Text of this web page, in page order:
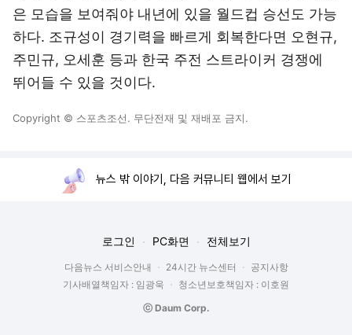
은 모습을 보여줘야 내년에 있을 월드컵 승선도 가능
하다. 조규성이 경기력을 빠르게 회복한다면 오현규,
주민규, 오세훈 등과 한국 주전 스트라이커 경쟁에
뛰어들 수 있을 것이다.
Copyright © 스포츠조선. 무단전재 및 재배포 금지.
뉴스 밖 이야기, 다음 커뮤니티 웹에서 보기
로그인 PC화면 전체보기
다음뉴스 서비스안내 24시간 뉴스센터
공지사항
기사배열책임자 : 임광욱
청소년보호책임자 : 이호원
ⓒ Daum Corp.